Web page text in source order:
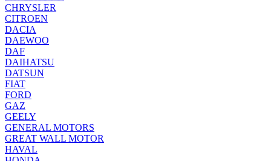
CHRYSLER
CITROEN
DACIA
DAEWOO
DAF
DAIHATSU
DATSUN
FIAT
FORD
GAZ
GEELY
GENERAL MOTORS
GREAT WALL MOTOR
HAVAL